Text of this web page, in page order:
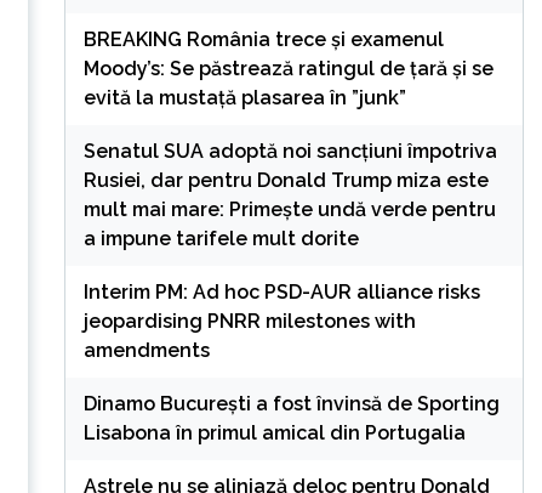
BREAKING România trece și examenul
Moody’s: Se păstrează ratingul de țară și se
evită la mustață plasarea în ”junk”
Senatul SUA adoptă noi sancțiuni împotriva
Rusiei, dar pentru Donald Trump miza este
mult mai mare: Primește undă verde pentru
a impune tarifele mult dorite
Interim PM: Ad hoc PSD-AUR alliance risks
jeopardising PNRR milestones with
amendments
Dinamo București a fost învinsă de Sporting
Lisabona în primul amical din Portugalia
Astrele nu se aliniază deloc pentru Donald